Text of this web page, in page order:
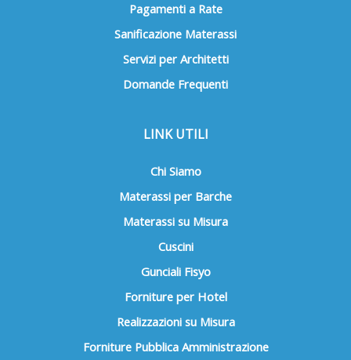
Pagamenti a Rate
Sanificazione Materassi
Servizi per Architetti
Domande Frequenti
LINK UTILI
Chi Siamo
Materassi per Barche
Materassi su Misura
Cuscini
Gunciali Fisyo
Forniture per Hotel
Realizzazioni su Misura
Forniture Pubblica Amministrazione